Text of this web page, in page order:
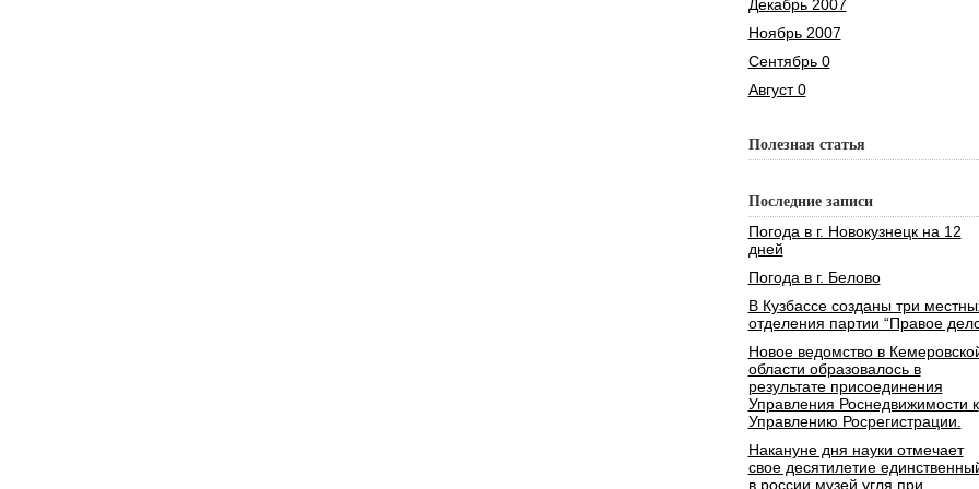
Декабрь 2007
Ноябрь 2007
Сентябрь 0
Август 0
Полезная статья
Последние записи
Погода в г. Новокузнецк на 12
дней
Погода в г. Белово
В Кузбассе созданы три
отделения партии “Правое
Новое ведомство в
области образовалось в
результате присоединения
Управления Роснедвижимости к
Управлению Росрегистрации.
Накануне дня науки отмечает
свое десятилетие
в россии музей угля при